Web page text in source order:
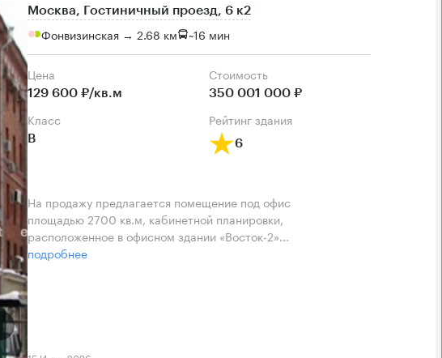
Москва, Гостиничный проезд, 6 к2
Фонвизинская → 2.68 км ~16 мин
Цена
129 600 ₽/кв.м
Cтоимость
350 001 000 ₽
класс
B
рейтинг здания
6
На продажу предлагается помещение под офис
площадью 2700 кв.м, кабинетной планировки,
расположенное в офисном здании «Восток-2»...
подробнее